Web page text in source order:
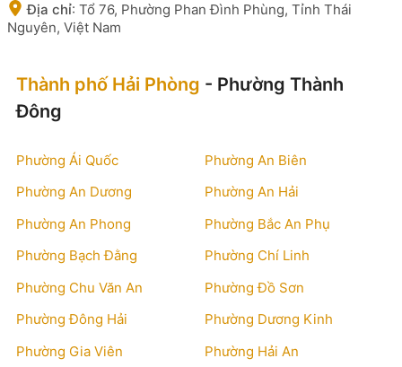
Địa chỉ: Tổ 76, Phường Phan Đình Phùng, Tỉnh Thái
Nguyên, Việt Nam
Thành phố Hải Phòng - Phường Thành
Đông
Phường Ái Quốc
Phường An Biên
Phường An Dương
Phường An Hải
Phường An Phong
Phường Bắc An Phụ
Phường Bạch Đằng
Phường Chí Linh
Phường Chu Văn An
Phường Đồ Sơn
Phường Đông Hải
Phường Dương Kinh
Phường Gia Viên
Phường Hải An